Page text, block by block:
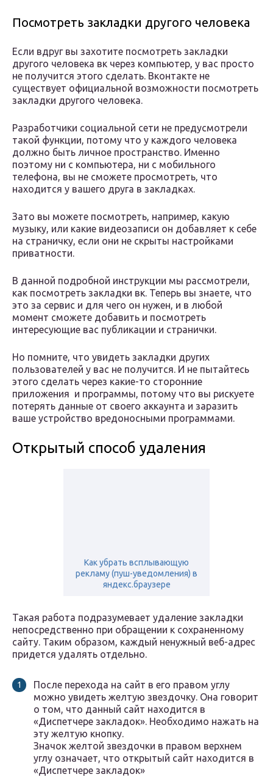
Посмотреть закладки другого человека
Если вдруг вы захотите посмотреть закладки
другого человека вк через компьютер, у вас просто
не получится этого сделать. Вконтакте не
существует официальной возможности посмотреть
закладки другого человека.
Разработчики социальной сети не предусмотрели
такой функции, потому что у каждого человека
должно быть личное пространство. Именно
поэтому ни с компьютера, ни с мобильного
телефона, вы не сможете просмотреть, что
находится у вашего друга в закладках.
Зато вы можете посмотреть, например, какую
музыку, или какие видеозаписи он добавляет к себе
на страничку, если они не скрыты настройками
приватности.
В данной подробной инструкции мы рассмотрели,
как посмотреть закладки вк. Теперь вы знаете, что
это за сервис и для чего он нужен, и в любой
момент сможете добавить и посмотреть
интересующие вас публикации и странички.
Но помните, что увидеть закладки других
пользователей у вас не получится. И не пытайтесь
этого сделать через какие-то сторонние
приложения и программы, потому что вы рискуете
потерять данные от своего аккаунта и заразить
ваше устройство вредоносными программами.
Открытый способ удаления
Как убрать всплывающую
рекламу (пуш-уведомления) в
яндекс.браузере
Такая работа подразумевает удаление закладки
непосредственно при обращении к сохраненному
сайту. Таким образом, каждый ненужный веб-адрес
придется удалять отдельно.
После перехода на сайт в его правом углу
можно увидеть желтую звездочку. Она говорит
о том, что данный сайт находится в
«Диспетчере закладок». Необходимо нажать на
эту желтую кнопку.
Значок желтой звездочки в правом верхнем
углу означает, что открытый сайт находится в
«Диспетчере закладок»